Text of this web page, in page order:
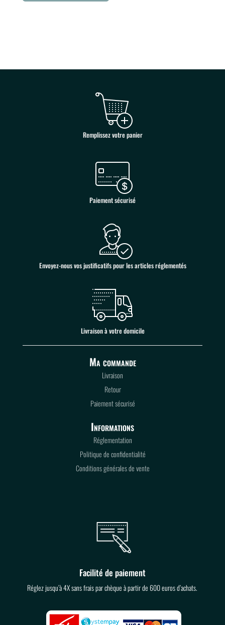
Remplissez votre panier
Paiement sécurisé
Envoyez-nous vos justificatifs pour les articles réglementés
Livraison à votre domicile
Ma commande
Livraison
Retour
Paiement sécurisé
Informations
Réglementation
Politique de confidentialité
Conditions générales de vente
Facilité de paiement
Réglez jusqu’à 4X sans frais par chèque à partir de 600 euros d’achats.